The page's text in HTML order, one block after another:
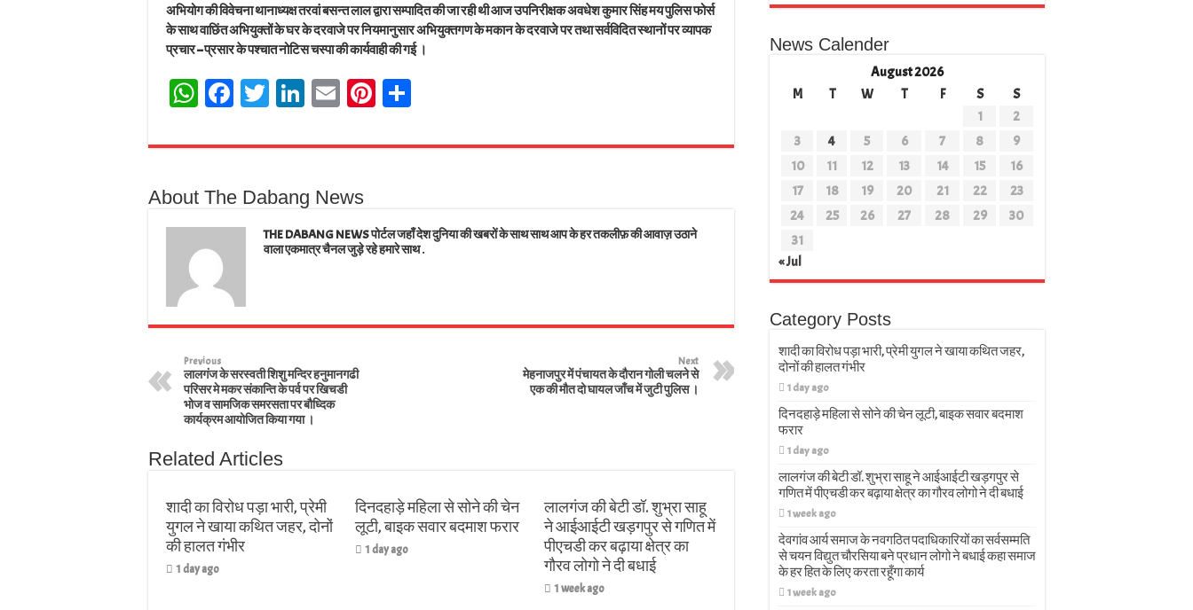
अभियोग की विवेचना थानाध्यक्ष तरवां बसन्त लाल द्वारा सम्पादित की जा रही थी आज उपनिरीक्षक अवधेश कुमार सिंह मय पुलिस फोर्स
के साथ वाछिंत अभियुक्तों के घर के दरवाजे पर नियमानुसार अभियुक्तगण के मकान के दरवाजे पर तथा सर्वविदित स्थानों पर व्यापक
प्रचार – प्रसार के पश्चात नोटिस चस्पा की कार्यवाही की गई ।
W
ts
pp
Fa
bo
T
tt
Li
ed
E
ail
Pi
er e
About The Dabang News
THE DABANG NEWS पोर्टल जहाँ देश दुनिया की खबरों के साथ साथ आप के हर तकलीफ़ की आवाज़ उठाने
वाला एकमात्र चैनल जुड़े रहे हमारे साथ .
Previous
लालगंज के सरस्वती शिशु मन्दिर हनुमानगढी
परिसर मे मकर संकान्ति के पर्व पर खिचडी
भोज व सामजिक समरसता पर बौध्दिक
कार्यक्रम आयोजित किया गया ।
Next
मेहनाजपुर में पंचायत के दौरान गोली चलने से
एक की मौत दो घायल जाँच में जुटी पुलिस ।
Related Articles
शादी का विरोध पड़ा भारी, प्रेमी
युगल ने खाया कथित जहर, दोनों
की हालत गंभीर
1 day ago
दिनदहाड़े महिला से सोने की चेन
लूटी, बाइक सवार बदमाश फरार
1 day ago
लालगंज की बेटी डॉ. शुभ्रा साहू
ने आईआईटी खड़गपुर से गणित में
पीएचडी कर बढ़ाया क्षेत्र का
गौरव लोगो ने दी बधाई
1 week ago
News Calender
August 2026
M
T W T F S
S
1
2
3
4 5 6 7 8
9
10
11 12 13 14 15
16
17
18 19 20 21 22
23
24
25 26 27 28 29
30
31
« Jul
Category Posts
शादी का विरोध पड़ा भारी, प्रेमी युगल ने खाया कथित जहर,
दोनों की हालत गंभीर
1 day ago
दिनदहाड़े महिला से सोने की चेन लूटी, बाइक सवार बदमाश
फरार
1 day ago
लालगंज की बेटी डॉ. शुभ्रा साहू ने आईआईटी खड़गपुर से
गणित में पीएचडी कर बढ़ाया क्षेत्र का गौरव लोगो ने दी बधाई
1 week ago
देवगांव आर्य समाज के नवगठित पदाधिकारियों का सर्वसम्मति
से चयन विद्युत चौरसिया बने प्रधान लोगो ने बधाई कहा समाज
के हर हित के लिए करता रहूँगा कार्य
1 week ago